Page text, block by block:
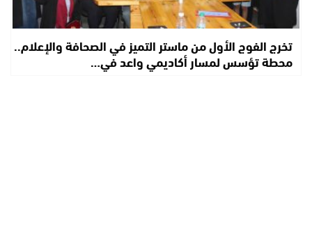
تخرج الفوج الأول من ماستر التميز في الصحافة والإعلام..
محطة تؤسس لمسار أكاديمي واعد في…